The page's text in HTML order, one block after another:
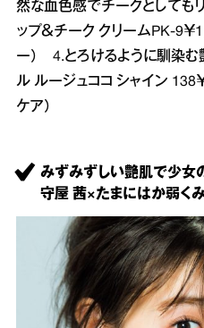
然な血色感でチークとしてもリ
ップ＆チーク クリームPK-9￥
ー） 4.とろけるように馴染む
ル ルージュココ シャイン 138
ケア）
みずみずしい艶肌で少女
守屋 茜×たまにはか弱く